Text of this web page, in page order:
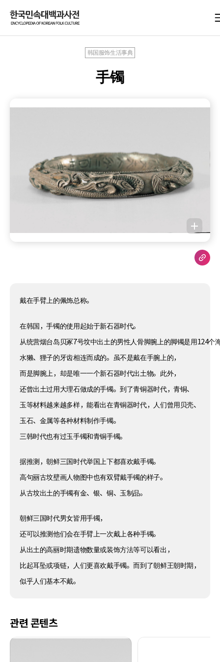
韩国服饰生活事典
手镯
戴在手臂上的佩饰总称。
在韩国，手镯的使用起始于新石器时代。
从统营烟台岛贝冢7号坟中出土的男性人骨脚腕上的脚镯是用124个
水獭、狸子的牙齿相连而成的。虽不是戴在手腕上的，
而是脚腕上，却是唯一一个新石器时代出土物。此外，
还曾出土过用大理石做成的手镯。到了青铜器时代，青铜、
玉等材料越来越多样，能看出在青铜器时代，人们曾用贝壳、
玉石、金属等各种材料制作手镯。
三韩时代也有过玉手镯和青铜手镯。
据推测，朝鲜三国时代举国上下都喜欢戴手镯。
高句丽古坟壁画人物图中也有双臂戴手镯的样子。
从古坟出土的手镯有金、银、铜、玉制品。
朝鲜三国时代男女皆用手镯，
还可以推测他们会在手臂上一次戴上各种手镯。
从出土的高丽时期遗物数量或装饰方法等可以看出，
比起耳坠或项链，人们更喜欢戴手镯。而到了朝鲜王朝时期，
似乎人们基本不戴。
관련 콘텐츠